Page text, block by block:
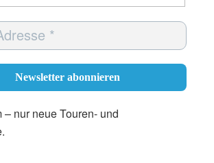
– nur neue Touren- und